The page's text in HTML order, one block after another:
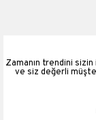
Zamanın trendini
ve siz değerli